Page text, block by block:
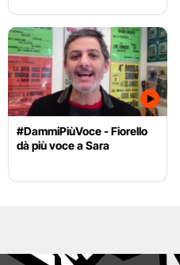
#DammiPiùVoce - Fiorello
dà più voce a Sara